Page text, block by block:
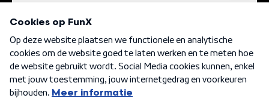
Algemene voorwaarden Privacybeleid